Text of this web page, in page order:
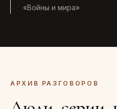
«Войны и мира»
АРХИВ РАЗГОВОРОВ